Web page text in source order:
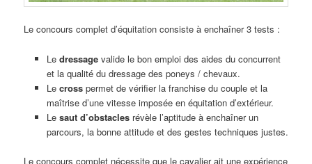
Le concours complet d’équitation consiste à enchaîner 3 tests :
Le dressagevalide le bon emploi des aides du concurrent
et la qualité du dressage des poneys / chevaux.
Le crosspermet de vérifier la franchise du couple et la
maîtrise d’une vitesse imposée en équitation d’extérieur.
Le saut d’obstaclesrévèle l’aptitude à enchaîner un
parcours, la bonne attitude et des gestes techniques justes.
Le concours complet nécessite que le cavalier ait une expérience